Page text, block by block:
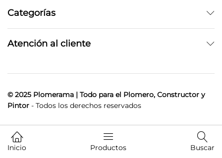
Categorías
Atención al cliente
© 2025 Plomerama | Todo para el Plomero, Constructor y
Pintor - Todos los derechos reservados
Inicio Productos Buscar